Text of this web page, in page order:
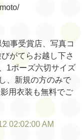
事受賞店、写真コ
がてらお越し下さ
1ポーズ六切サイズ
、新規の方のみで
用衣装も無料でご
02:02:00 AM